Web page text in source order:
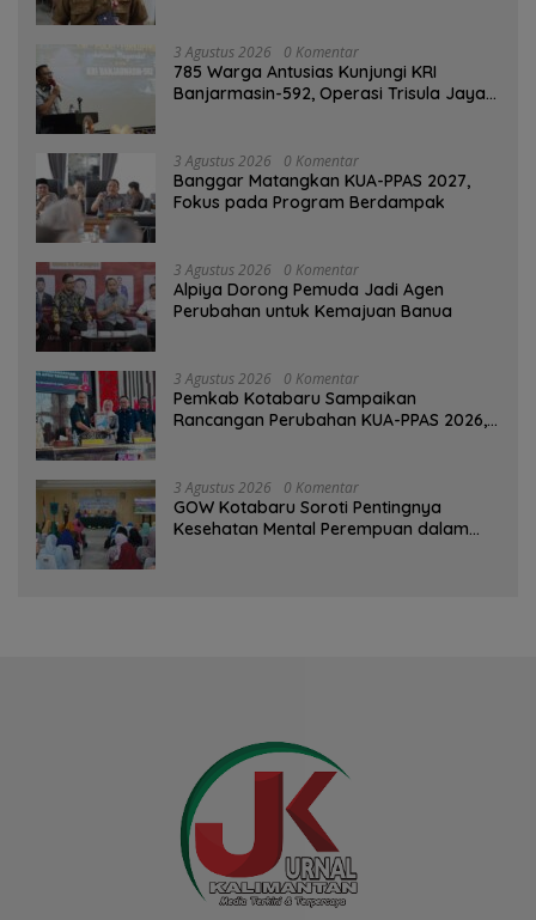
3 Agustus 2026 0 Komentar
785 Warga Antusias Kunjungi KRI
Banjarmasin-592, Operasi Trisula Jaya
3 Agustus 2026 0 Komentar
‎Banggar Matangkan KUA-PPAS 2027,
Fokus pada Program Berdampak
3 Agustus 2026 0 Komentar
‎Alpiya Dorong Pemuda Jadi Agen
Perubahan untuk Kemajuan Banua ‎
3 Agustus 2026 0 Komentar
Pemkab Kotabaru Sampaikan
Rancangan Perubahan KUA-PPAS 2026,
3 Agustus 2026 0 Komentar
GOW Kotabaru Soroti Pentingnya
Kesehatan Mental Perempuan dalam